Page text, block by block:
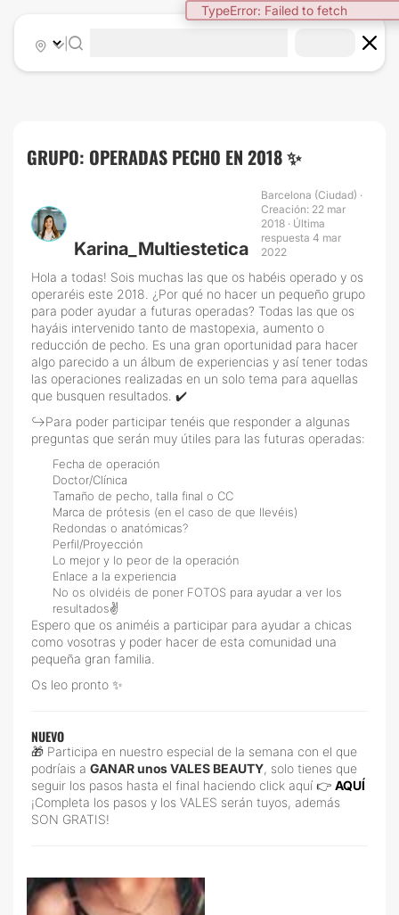
TypeError: Failed to fetch
|
GRUPO: OPERADAS PECHO EN 2018 ✨
Karina_Multiestetica
Barcelona (Ciudad) ·
Creación: 22 mar
2018 · Última
respuesta 4 mar
2022
Hola a todas! Sois muchas las que os habéis operado y os
operaréis este 2018. ¿Por qué no hacer un pequeño grupo
para poder ayudar a futuras operadas? Todas las que os
hayáis intervenido tanto de mastopexia, aumento o
reducción de pecho. Es una gran oportunidad para hacer
algo parecido a un álbum de experiencias y así tener todas
las operaciones realizadas en un solo tema para aquellas
que busquen resultados. ✔️
↪️Para poder participar tenéis que responder a algunas
preguntas que serán muy útiles para las futuras operadas:
Fecha de operación
Doctor/Clínica
Tamaño de pecho, talla final o CC
Marca de prótesis (en el caso de que llevéis)
Redondas o anatómicas?
Perfil/Proyección
Lo mejor y lo peor de la operación
Enlace a la experiencia
No os olvidéis de poner FOTOS para ayudar a ver los
resultados✌️
Espero que os animéis a participar para ayudar a chicas
como vosotras y poder hacer de esta comunidad una
pequeña gran familia.
Os leo pronto ✨
NUEVO
🎁 Participa en nuestro especial de la semana con el que
podríais a GANAR unos VALES BEAUTY, solo tienes que
seguir los pasos hasta el final haciendo click aquí 👉 AQUÍ
¡Completa los pasos y los VALES serán tuyos, además
SON GRATIS!